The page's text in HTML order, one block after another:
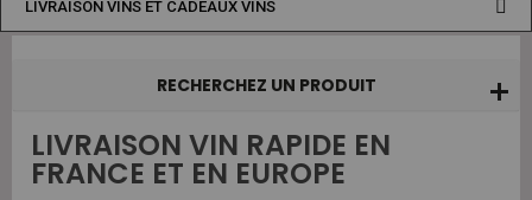
LIVRAISON VINS ET CADEAUX VINS
RECHERCHEZ UN PRODUIT
LIVRAISON VIN RAPIDE EN
FRANCE ET EN EUROPE